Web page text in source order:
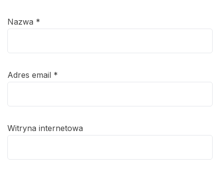
Nazwa *
Adres email *
Witryna internetowa